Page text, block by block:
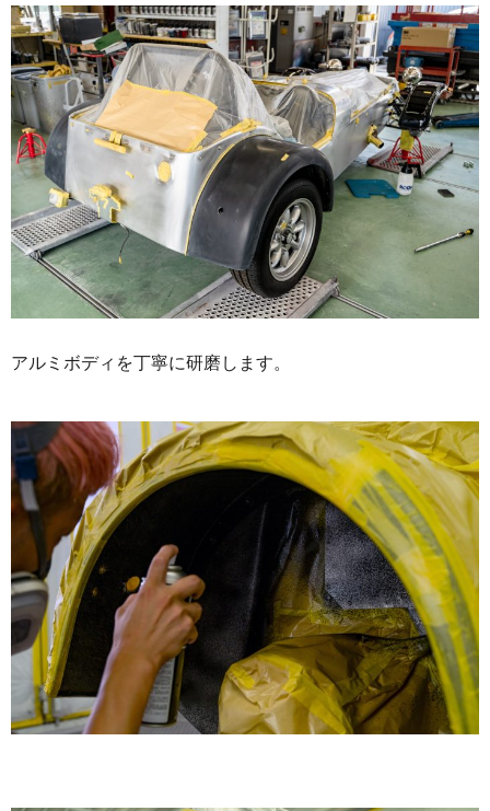
アルミボディを丁寧に研磨します。